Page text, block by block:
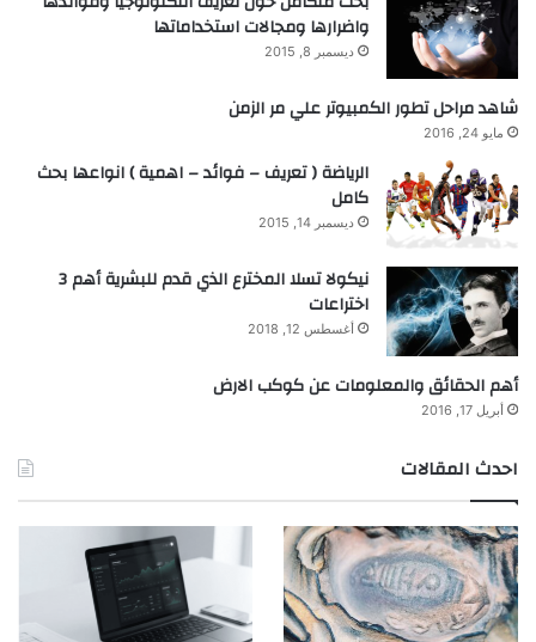
واضرارها ومجالات استخداماتها
ديسمبر 8, 2015
شاهد مراحل تطور الكمبيوتر علي مر الزمن
مايو 24, 2016
الرياضة ( تعريف – فوائد – اهمية ) انواعها بحث
كامل
ديسمبر 14, 2015
نيكولا تسلا المخترع الذي قدم للبشرية أهم 3
اختراعات
أغسطس 12, 2018
أهم الحقائق والمعلومات عن كوكب الارض
أبريل 17, 2016
احدث المقالات